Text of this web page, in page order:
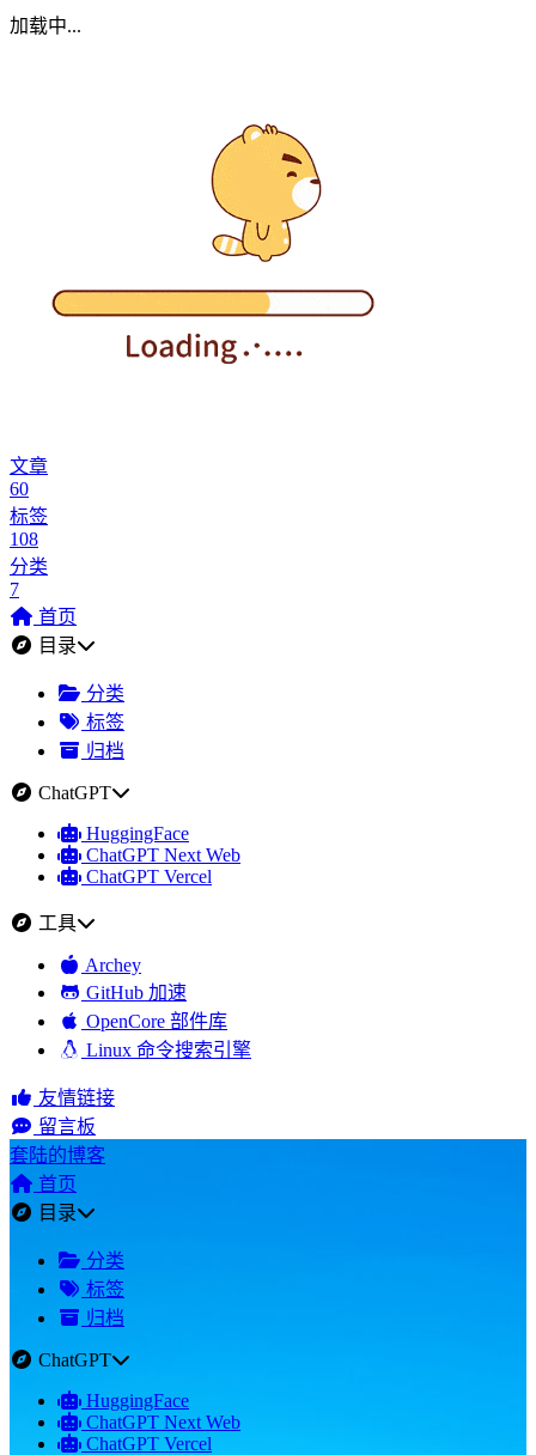
加载中...
文章
60
标签
108
分类
7
首页
目录
分类
标签
归档
ChatGPT
HuggingFace
ChatGPT Next Web
ChatGPT Vercel
工具
Archey
GitHub 加速
OpenCore 部件库
Linux 命令搜索引擎
友情链接
留言板
套陆的博客
首页
目录
分类
标签
归档
ChatGPT
HuggingFace
ChatGPT Next Web
ChatGPT Vercel